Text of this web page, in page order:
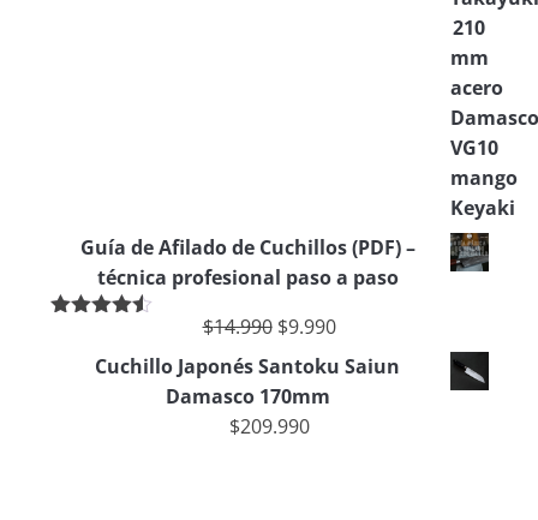
Guía de Afilado de Cuchillos (PDF) –
técnica profesional paso a paso
5
$14.990 $9.990
Cuchillo Japonés Santoku Saiun
Damasco 170mm
$209.990